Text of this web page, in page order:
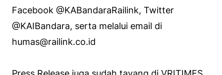
Facebook @KABandaraRailink, Twitter
@KAIBandara, serta melalui email di
humas@railink.co.id